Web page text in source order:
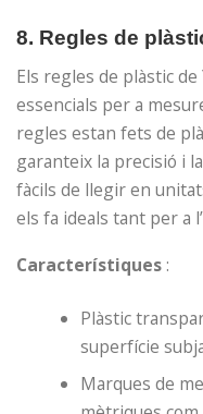
8. Regles de
Els regles de plàstic
essencials per a
regles estan fets de
garanteix la precisió i
fàcils de llegir en
els fa ideals tant per a
Característiques :
Plàstic
superfície
Marques de